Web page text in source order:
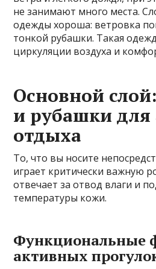
не занимают много места.
одежды хороша: ветровка
тонкой рубашки. Такая
циркуляции воздуха и
Основной
и рубашки для
отдыха
То, что вы носите
играет критически важную
отвечает за отвод влаги и
температуры кожи.
Функциональные
активных